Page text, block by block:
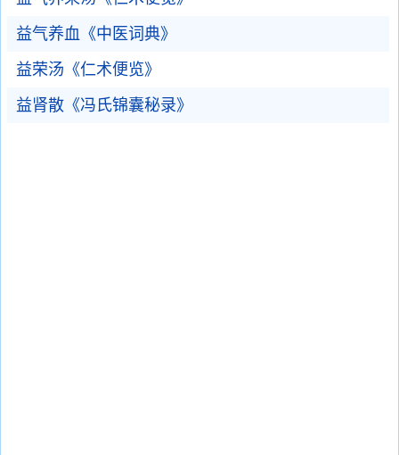
益气养血《中医词典》
益荣汤《仁术便览》
益肾散《冯氏锦囊秘录》